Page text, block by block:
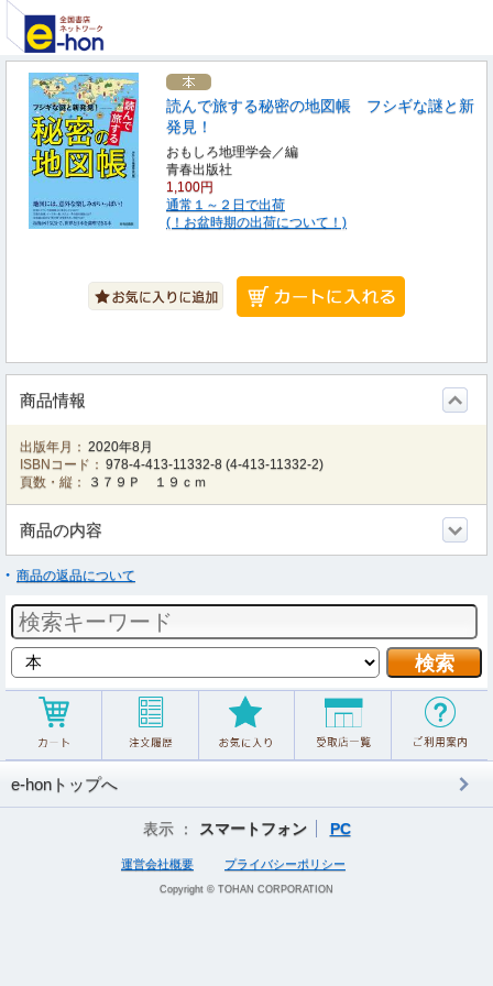
読んで旅する秘密の地図帳 フシギな謎と新
発見！
おもしろ地理学会／編
青春出版社
1,100円
通常１～２日で出荷
(！お盆時期の出荷について！)
商品情報
出版年月： 2020年8月
ISBNコード： 978-4-413-11332-8 (4-413-11332-2)
頁数・縦：
３７９Ｐ １９ｃｍ
商品の内容
商品の返品について
e-honトップへ
表示 ： スマートフォン PC
運営会社概要 プライバシーポリシー
Copyright © TOHAN CORPORATION